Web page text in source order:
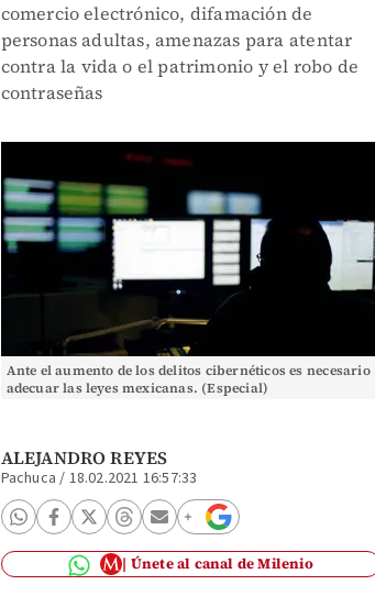
comercio electrónico, difamación de
personas adultas, amenazas para atentar
contra la vida o el patrimonio y el robo de
contraseñas
Ante el aumento de los delitos cibernéticos es necesario
adecuar las leyes mexicanas. (Especial)
ALEJANDRO REYES
Pachuca / 18.02.2021 16:57:33
Únete al canal de Milenio